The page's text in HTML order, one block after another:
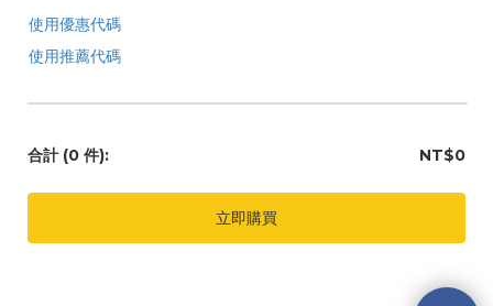
使用優惠代碼
使用推薦代碼
合計 (0 件): NT$0
立即購買